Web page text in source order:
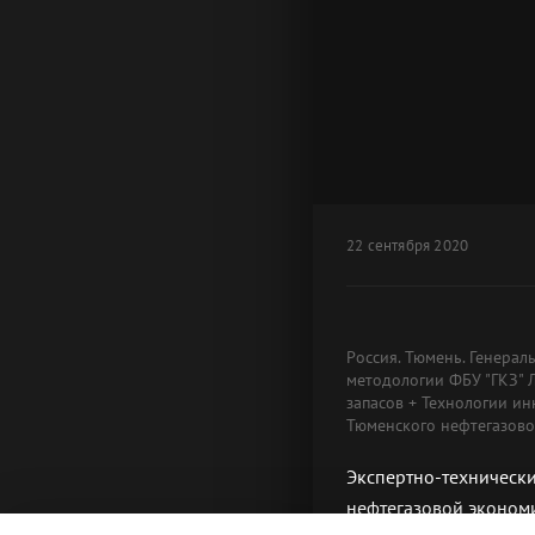
22 сентября 2020
Россия. Тюмень.
методологии ФБУ "ГКЗ"
запасов + Технологии
Тюменского
Экспертно-
нефтегазовой